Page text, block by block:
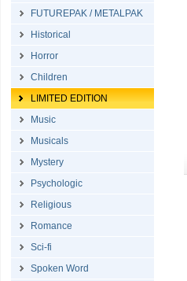
FUTUREPAK / METALPAK
Historical
Horror
Children
LIMITED EDITION
Music
Musicals
Mystery
Psychologic
Religious
Romance
Sci-fi
Spoken Word